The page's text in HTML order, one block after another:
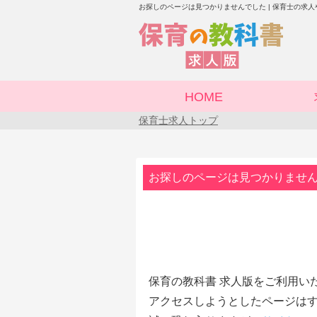
お探しのページは見つかりませんでした | 保育士の求
HOME
保育士求人トップ
お探しのページは見つかりませ
保育の教科書 求人版をご利用い
アクセスしようとしたページは